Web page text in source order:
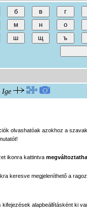
Ige
olvashatóak azokhoz a
ikonra kattintva
keresve megjeleníthető a
kifejezések alapbeállításként ki